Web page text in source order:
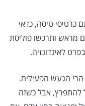
כרטיסי טיסה, כדאי
מראש ותרכשו פוליסת
לאינדונזיה.
הרי הגעש הפעילים.
להתפרץ, אבל כשזה